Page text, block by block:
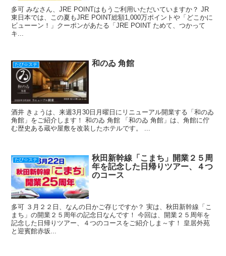
多可 みなさん、JRE POINTはもうご利用いただいていますか？ JR
東日本では、この夏もJRE POINT総額1,000万ポイントや「どこかに
ビューーン！」クーポンがあたる「JRE POINT ためて、つかって
キ...
たび☆ステ 和のゐ 角館
酒井 きょうは、来週3月30日月曜日にリニューアル開業する「和のゐ
角館」をご紹介します！ 和のゐ 角館 「和のゐ 角館」は、角館に佇
む歴史ある蔵や屋敷を改装したホテルです。 ...
たび☆ステ
秋田新幹線「こまち」開業２５周
年を記念した日帰りツアー、４つ
のコース
多可 ３月２２日、なんの日かご存じですか？ 実は、秋田新幹線「こ
まち」の開業２５周年の記念日なんです！ 今回は、開業２５周年を
記念した日帰りツアー、４つのコースをご紹介しま～す！ 皇居外苑
と迎賓館赤坂...